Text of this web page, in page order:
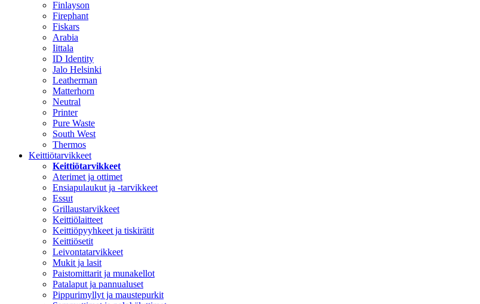
Finlayson
Firephant
Fiskars
Arabia
Iittala
ID Identity
Jalo Helsinki
Leatherman
Matterhorn
Neutral
Printer
Pure Waste
South West
Thermos
Keittiötarvikkeet
Keittiötarvikkeet
Aterimet ja ottimet
Ensiapulaukut ja -tarvikkeet
Essut
Grillaustarvikkeet
Keittiölaitteet
Keittiöpyyhkeet ja tiskirätit
Keittiösetit
Leivontatarvikkeet
Mukit ja lasit
Paistomittarit ja munakellot
Patalaput ja pannualuset
Pippurimyllyt ja maustepurkit